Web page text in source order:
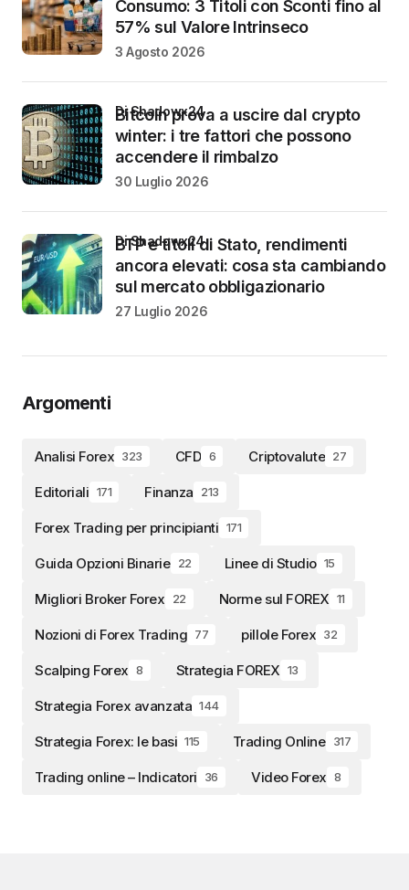
Consumo: 3 Titoli con Sconti fino al
57% sul Valore Intrinseco
3 Agosto 2026
Bitcoin prova a uscire dal crypto
winter: i tre fattori che possono
accendere il rimbalzo
di Shadowx24
30 Luglio 2026
BTP e titoli di Stato, rendimenti
ancora elevati: cosa sta cambiando
sul mercato obbligazionario
di Shadowx24
27 Luglio 2026
Argomenti
Analisi Forex 323 CFD 6 Criptovalute 27
Editoriali 171 Finanza 213
Forex Trading per principianti 171
Guida Opzioni Binarie 22 Linee di Studio 15
Migliori Broker Forex 22 Norme sul FOREX 11
Nozioni di Forex Trading 77 pillole Forex 32
Scalping Forex 8 Strategia FOREX 13
Strategia Forex avanzata 144
Strategia Forex: le basi 115 Trading Online 317
Trading online – Indicatori 36 Video Forex 8